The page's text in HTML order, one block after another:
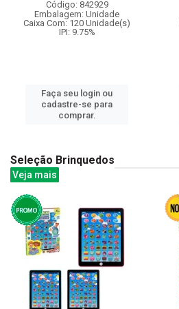
Código: 842929
Embalagem: Unidade
Caixa Com: 120 Unidade(s)
IPI: 9.75%
Faça seu login ou
cadastre-se para
comprar.
Seleção Brinquedos
Veja mais